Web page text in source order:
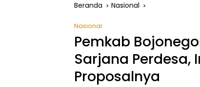
Beranda Nasional
Nasional
Pemkab
Sarjana Perdesa,
Proposalnya